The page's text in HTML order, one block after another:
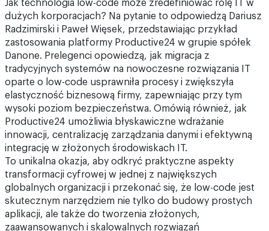
zastosowania platformy Productive24 w grupie spółek
Danone. Prelegenci opowiedzą, jak migracja z
tradycyjnych systemów na nowoczesne rozwiązania IT
oparte o low-code usprawniła procesy i zwiększyła
elastyczność biznesową firmy, zapewniając przy tym
wysoki poziom bezpieczeństwa. Omówią również, jak
Productive24 umożliwia błyskawiczne wdrażanie
innowacji, centralizację zarządzania danymi i efektywną
integrację w złożonych środowiskach IT.
To unikalna okazja, aby odkryć praktyczne aspekty
transformacji cyfrowej w jednej z największych
globalnych organizacji i przekonać się, że low-code jest
skutecznym narzędziem nie tylko do budowy prostych
aplikacji, ale także do tworzenia złożonych,
zaawansowanych i skalowalnych rozwiązań
wspierających kluczowe procesy biznesowe dużych
organizacji.